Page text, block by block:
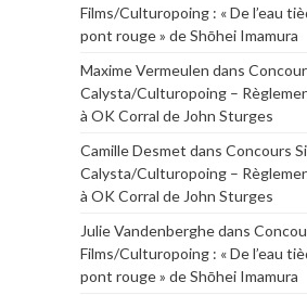
Films/Culturopoing : « De l’eau
pont rouge » de Shōhei Imamura
Maxime Vermeulen dans
Calysta/Culturopoing –
à OK Corral de John Sturges
Camille Desmet dans Concours
Calysta/Culturopoing –
à OK Corral de John Sturges
Julie Vandenberghedans
Films/Culturopoing : « De l’eau
pont rouge » de Shōhei Imamura